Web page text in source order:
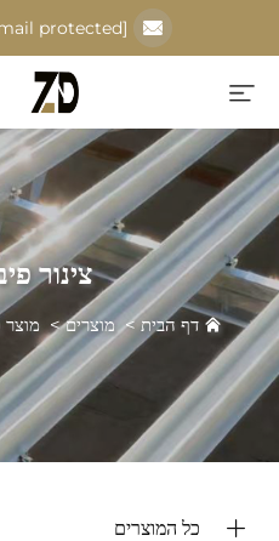
[email protected]
צינור
דף הבית>מוצרים>מוצר
כל המוצרים